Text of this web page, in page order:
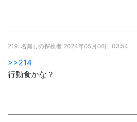
219. 名無しの探検者 2024年05月06日 03:54
>>214
行動食かな？